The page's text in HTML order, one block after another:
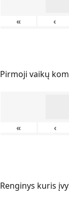
« ‹
Pirmoji vaikų
« ‹
Renginys kuris